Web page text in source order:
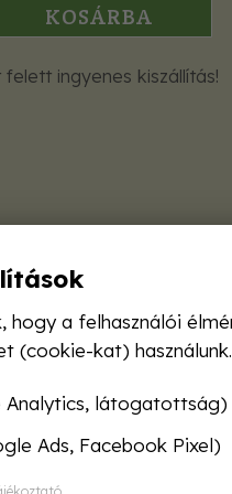
KOSÁRBA
ingyenes kiszállítás!
hogy a felhasználói
(cookie-kat) használunk.
Analytics, látogatottság)
Ads, Facebook Pixel)